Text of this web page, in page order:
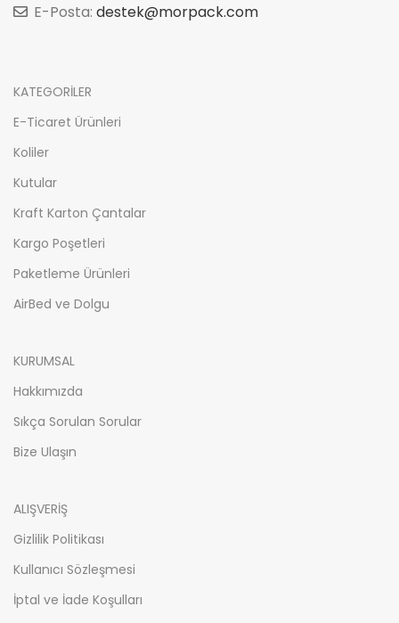
E-Posta: destek@morpack.com
KATEGORİLER
E-Ticaret Ürünleri
Koliler
Kutular
Kraft Karton Çantalar
Kargo Poşetleri
Paketleme Ürünleri
AirBed ve Dolgu
KURUMSAL
Hakkımızda
Sıkça Sorulan Sorular
Bize Ulaşın
ALIŞVERİŞ
Gizlilik Politikası
Kullanıcı Sözleşmesi
İptal ve İade Koşulları